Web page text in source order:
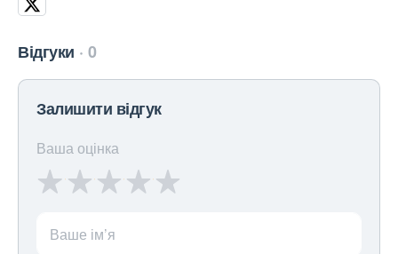
Відгуки 0
Залишити відгук
Ваша оцінка
Ваше ім’я